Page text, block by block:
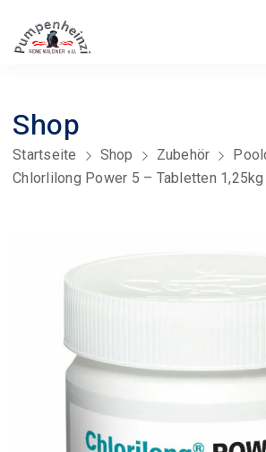
Shop
Startseite Shop Zubehör
Chlorlilong Power 5 – Tabletten 1,25kg